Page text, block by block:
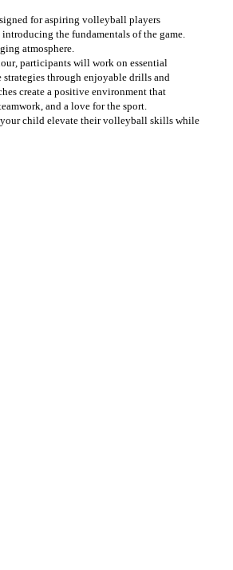
for aspiring volleyball players
introducing the fundamentals of the game.
atmosphere.
participants will work on essential
strategies through enjoyable drills and
create a positive environment that
and a love for the sport.
child elevate their volleyball skills while